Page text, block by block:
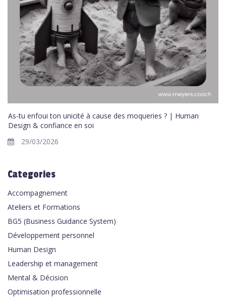
As-tu enfoui ton unicité à cause des moqueries ? | Human
Design & confiance en soi
29/03/2026
Categories
Accompagnement
Ateliers et Formations
BG5 (Business Guidance System)
Développement personnel
Human Design
Leadership et management
Mental & Décision
Optimisation professionnelle